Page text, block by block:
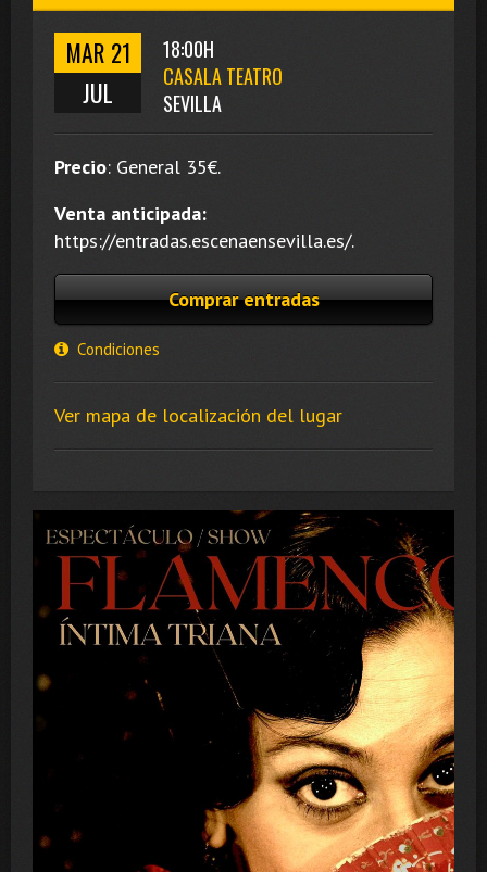
MAR 21
JUL
18:00H
CASALA TEATRO
SEVILLA
Precio: General 35€.
Venta anticipada:
https://entradas.escenaensevilla.es/.
Comprar entradas
Condiciones
Ver mapa de localización del lugar